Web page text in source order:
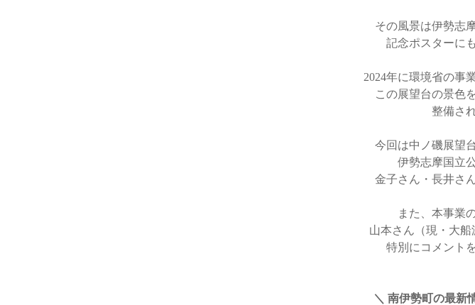
その風景は伊勢志
記念ポスターに
2024年に環境省の事
この展望台の景色
整備さ
今回は中ノ磯展望
伊勢志摩国立
金子さん・長井さ
また、本事業
山本さん（現・大
特別にコメント
＼ 南伊勢町の最新